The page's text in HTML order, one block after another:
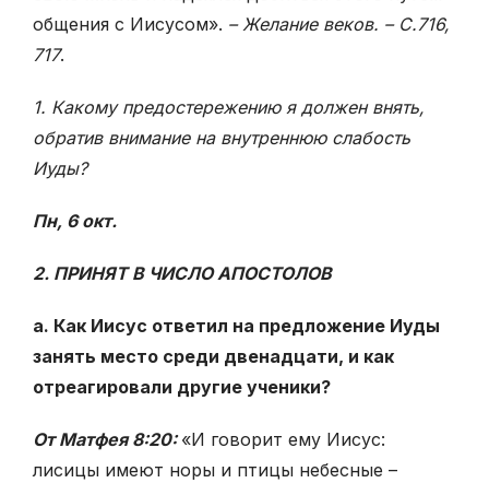
общения с Иисусом». – Желание веков. – С.716,
717.
1. Какому предостережению я должен внять,
обратив внимание на внутреннюю слабость
Иуды?
Пн, 6 окт.
2. ПРИНЯТ В ЧИСЛО АПОСТОЛОВ
a. Как Иисус ответил на предложение Иуды
занять место среди двенадцати, и как
отреагировали другие ученики?
От Матфея 8:20:«И говорит ему Иисус:
лисицы имеют норы и птицы небесные –